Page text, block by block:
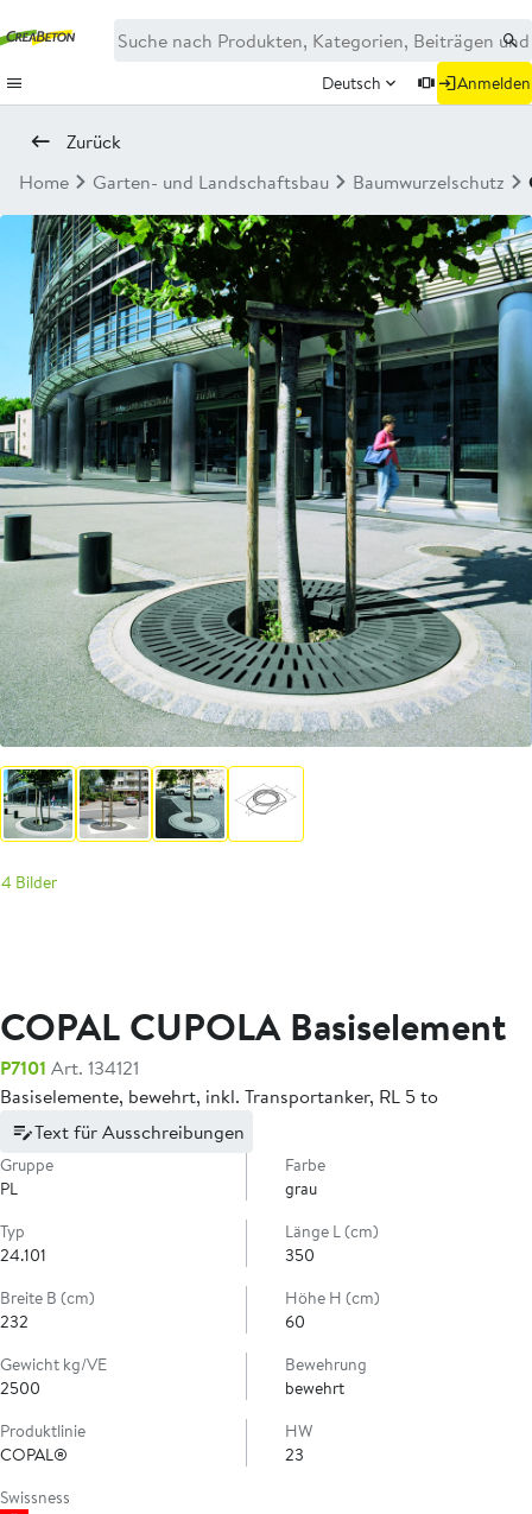
Deutsch Anmelden
Zurück
Home
Garten- und Landschaftsbau Baumwurzelschutz
4 Bilder
COPAL CUPOLA Basiselement
P7101 Art. 134121
Basiselemente, bewehrt, inkl. Transportanker, RL 5 to
Text für Ausschreibungen
Gruppe
PL
Farbe
grau
Typ
24.101
Länge L (cm)
350
Breite B (cm)
232
Höhe H (cm)
60
Gewicht kg/VE
2500
Bewehrung
bewehrt
Produktlinie
COPAL®
HW
23
Swissness